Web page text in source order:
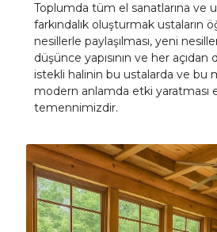
Toplumda tüm el sanatlarına ve
farkındalık oluşturmak ustaların
nesillerle paylaşılması, yeni
düşünce yapısının ve her
istekli halinin bu ustalarda ve bu
modern anlamda etki yaratması
temennimizdir.